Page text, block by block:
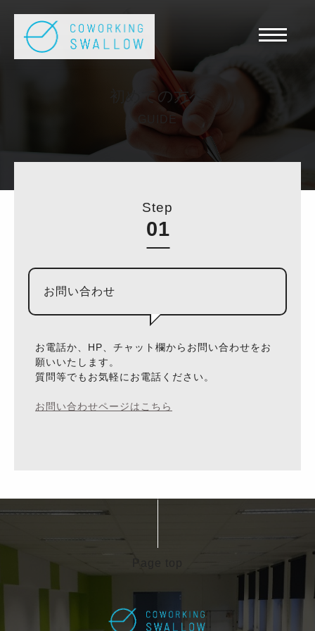
初めての方へ
GUIDE
Step
お問い合わせ
お電話か、HP、チャット欄からお問い合わせをお
願いいたします。
質問等でもお気軽にお電話ください。
お問い合わせページはこちら